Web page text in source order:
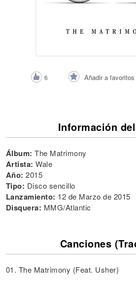
6 Añadir a favoritos
Información
Álbum: The Matrimony
Artista: Wale
Año: 2015
Tipo: Disco sencillo
Lanzamiento: 12 de Marzo de 2015
Disquera: MMG/Atlantic
Canciones
01. The Matrimony (Feat. Usher)